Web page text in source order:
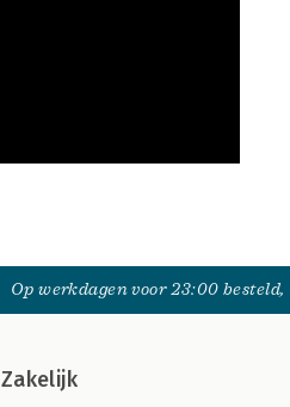
Op werkdagen voor 23:00
Zakelijk